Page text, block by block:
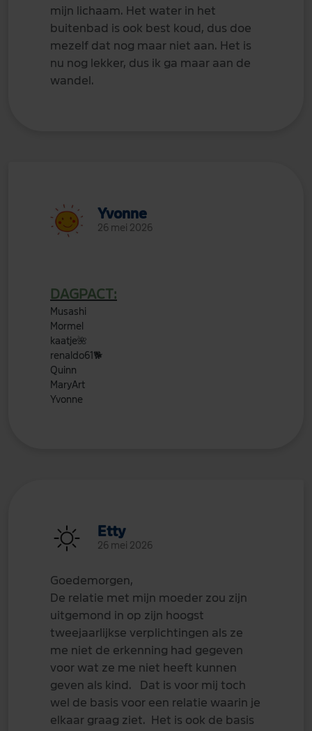
mijn lichaam. Het water in het
buitenbad is ook best koud, dus doe
mezelf dat nog maar niet aan. Het is
nu nog lekker, dus ik ga maar aan de
wandel.
Yvonne
26 mei 2026
DAGPACT:
Musashi
Mormel
kaatje🌺
renaldo61 🐕
Quinn
MaryArt
Yvonne
Etty
26 mei 2026
Goedemorgen,
De relatie met mijn moeder zou zijn
uitgemond in op zijn hoogst
tweejaarlijkse verplichtingen als ze
me niet de erkenning had gegeven
voor wat ze me niet heeft kunnen
geven als kind. Dat is voor mij toch
wel de basis voor een relatie waarin je
elkaar graag ziet. Het is ook de basis